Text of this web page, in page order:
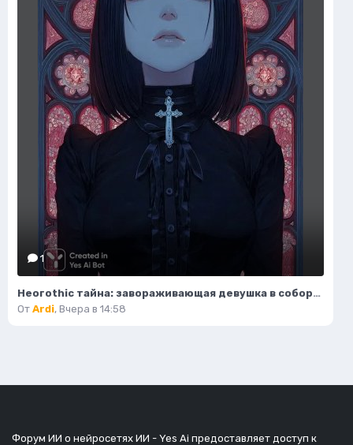
1
Неогothic тайна: завораживающая девушка в соборе под красным лунным светом. Генерация из нейросети Миджорни
От Ardi, Вчера в 14:58
Форум ИИ о нейросетях ИИ - Yes Ai предоставляет доступ к